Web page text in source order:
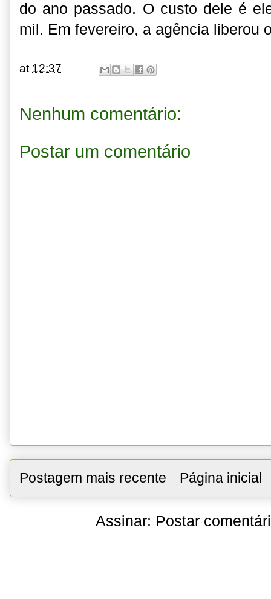
do ano passado. O custo dele é
mil. Em fevereiro, a agência liberou
at 12:37
Nenhum comentário:
Postar um comentário
Postagem mais recente Página inicial
Assinar: Postar